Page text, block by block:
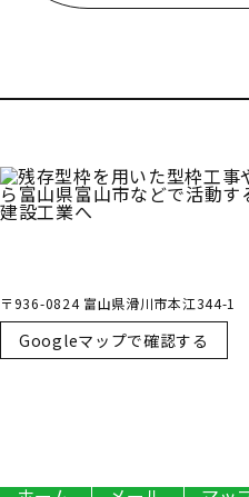
〒936-0824 富山県滑川市本江344-1
Googleマップで確認する